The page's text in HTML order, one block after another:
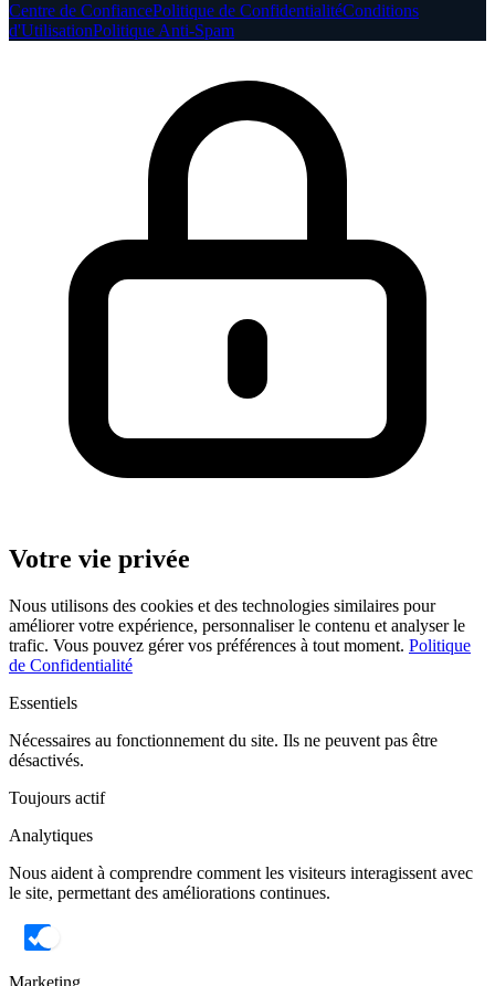
Centre de ConfiancePolitique de ConfidentialitéConditions
d'UtilisationPolitique Anti-Spam
Votre vie privée
Nous utilisons des cookies et des technologies similaires pour
améliorer votre expérience, personnaliser le contenu et analyser le
trafic. Vous pouvez gérer vos préférences à tout moment. Politique
de Confidentialité
Essentiels
Nécessaires au fonctionnement du site. Ils ne peuvent pas être
désactivés.
Toujours actif
Analytiques
Nous aident à comprendre comment les visiteurs interagissent avec
le site, permettant des améliorations continues.
Marketing